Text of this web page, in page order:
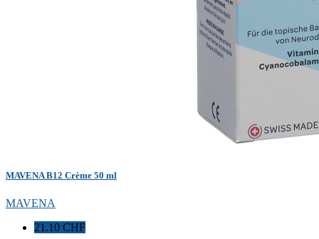
MAVENA B12 Crème 50 ml
MAVENA
21.10 CHF